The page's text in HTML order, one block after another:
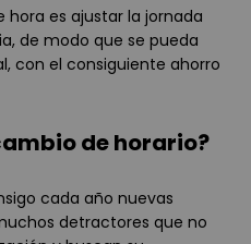
hora es ajustar la jornada
de modo que se pueda
con el consiguiente ahorro
de horario?
cada año nuevas
detractores que no